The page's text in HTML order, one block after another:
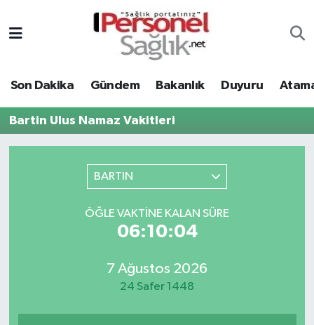
Son Dakika Gündem Bakanlık Duyuru
Bartin Ulus Namaz Vakitleri
BARTIN
ÖĞLE VAKTINE KALAN SÜRE
06:10:04
7 Ağustos 2026
24 Safer 1448
Gündem
Bakanlık
Nöbetçi Eczaneler
Hava Durumu
Trafik Durumu
Son Dakika Haberleri